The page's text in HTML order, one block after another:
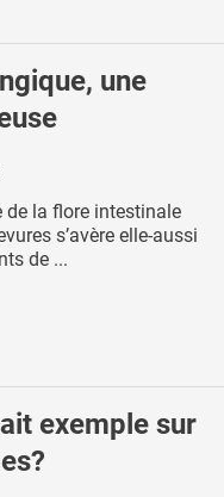
une
la flore intestinale
s’avère elle-aussi
de ...
exemple sur